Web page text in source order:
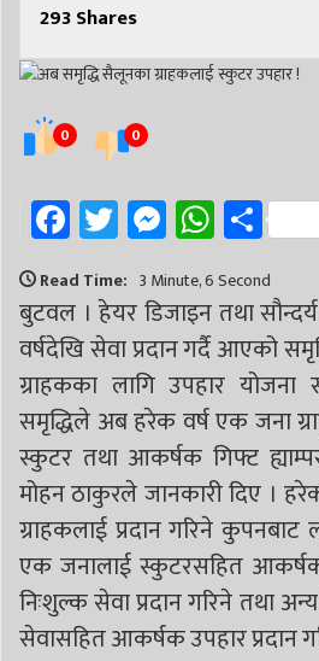
# सिद्धबाबा # बुटवल उपमहानगरपालिका
# निर्वाचन # पाल्पा # प्रतिनिधि सभा
293Shares
0 0
Facebook
Twitter
Read Time: 3 Minute, 6 Second
बुटवल । हेयर डिजाइन तथा
वर्षदेखि सेवा प्रदान गर्दै आएको
ग्राहकका लागि उपहार
समृद्धिले अब हरेक वर्ष एक जना
स्कुटर तथा आकर्षक गिफ्ट
मोहन ठाकुरले जानकारी दिए ।
ग्राहकलाई प्रदान गरिने कुपनबाट
एक जनालाई स्कुटरसहित आकर्षक
निःशुल्क सेवा प्रदान गरिने तथा
सेवासहित आकर्षक उपहार प्रदान